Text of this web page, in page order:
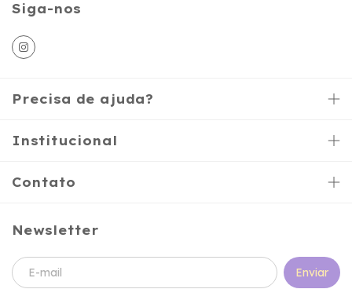
Siga-nos
Precisa de ajuda?
Institucional
Contato
Newsletter